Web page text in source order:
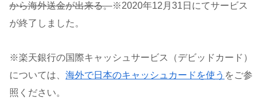
から海外送金が出来る。※2020年12月31日にてサービス
が終了しました。
※楽天銀行の国際キャッシュサービス（デビッドカード）
については、 海外で日本のキャッシュカードを使う をご参
照ください。